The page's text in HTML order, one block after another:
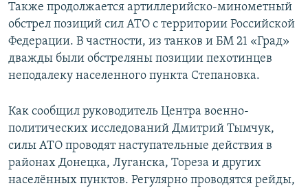
Также продолжается артиллерийско-минометный
обстрел позиций сил АТО с территории Российской
Федерации. В частности, из танков и БМ 21 «Град»
дважды были обстреляны позиции пехотинцев
неподалеку населенного пункта Степановка.
Как сообщил руководитель Центра военно-
политических исследований Дмитрий Тымчук,
силы АТО проводят наступательные действия в
районах Донецка, Луганска, Тореза и других
населённых пунктов. Регулярно проводятся рейды,